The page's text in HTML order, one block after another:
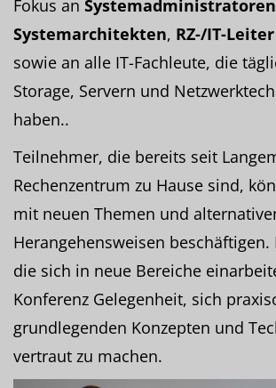
Fokus an
Systemarchitekten, RZ-/IT-
sowie an alle IT-Fachleute, die
Storage, Servern und
haben..
Teilnehmer, die bereits seit
Rechenzentrum zu Hause sind,
mit neuen Themen und
Herangehensweisen beschäftigen.
die sich in neue Bereiche
Konferenz Gelegenheit, sich
grundlegenden Konzepten und
vertraut zu machen.